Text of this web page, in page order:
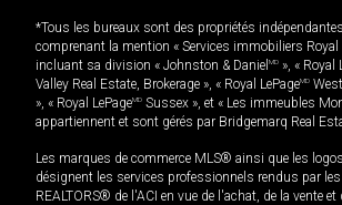
*Tous les bureaux sont des propriétés
comprenant la mention « Services immobiliers Royal
incluant sa division « Johnston & Daniel MD », « Royal
Valley Real Estate, Brokerage », « Royal LePageMD
», « Royal LePageMD Sussex », et « Les immeubles
appartiennent et sont gérés par Bridgemarq Real
Les marques de commerce MLS® ainsi que les
désignent les services professionnels rendus par
REALTORS® de l'ACI en vue de l'achat, de la vente et